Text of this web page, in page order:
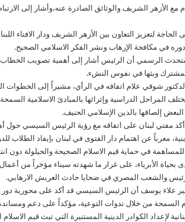
مع الأزهر الشريف والوثائق الصادرة عنه،وأشار إلى
الحاجة لتعزيز التعاون بين الأزهر الشريف ودار الافتاء
في مكافحة الإرهاب ونشر الفكر الاسلامي الصحيح.
الرسمي أن الرئيس أشار إلى أهمية تصويب الخطاب
وبثها في نفوس النشء.
شوقي علام اتفاقه في الرأي، مشيراً إلى الخطوات
المراحل الدراسية وإثرائها بالمبادئ الاسلامية
إلصاقها بالدين الإسلامي الحنيف.
أكد مفتي لبنان على اتفاقه مع رؤية الرئيس السيسي حول
معرباً عن اهتمام دار الفتوى في لبنان بإيفاد
للمساهمة في حماية قيم الاسلام الصحيحة والحيلولة دون
بحياة الأبرياء، على غرار ما شهدته سيناء مؤخراً من
والشعب المصري في ضحايا حادث العريش الارهابي.
علاء يوسف أن الرئيس السيسي قد أكد على محورية دور
السمحة من خلال ندوات التوعية، مؤكداً على دعم
لإعداد الكوادر الدينية المستنيرة التي تبث قيم